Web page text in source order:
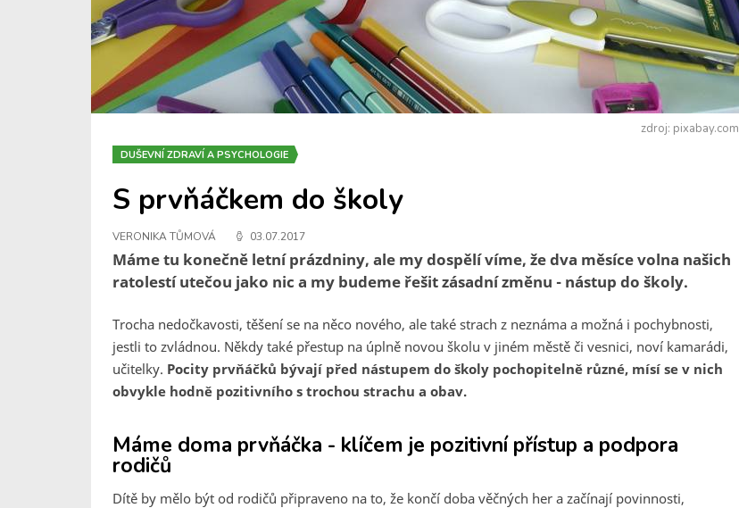
zdroj: pixabay.com
DUŠEVNÍ ZDRAVÍ A PSYCHOLOGIE
S prvňáčkem do školy
VERONIKA TŮMOVÁ 03.07.2017
Máme tu konečně letní prázdniny, ale my dospělí víme, že dva měsíce volna našich
ratolestí utečou jako nic a my budeme řešit zásadní změnu - nástup do školy.
Trocha nedočkavosti, těšení se na něco nového, ale také strach z neznáma a možná i pochybnosti,
jestli to zvládnou. Někdy také přestup na úplně novou školu v jiném městě či vesnici, noví kamarádi,
učitelky. Pocity prvňáčků bývají před nástupem do školy pochopitelně různé, mísí se v nich
obvykle hodně pozitivního s trochou strachu a obav.
Máme doma prvňáčka - klíčem je pozitivní přístup a podpora
rodičů
Dítě by mělo být od rodičů připraveno na to, že končí doba věčných her a začínají povinnosti,